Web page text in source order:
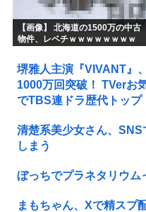
【画像】 北海道の1500万の中古
物件、レベチｗｗｗｗｗｗｗｗ
堺雅人主演『VIVANT』
1000万回突破！ TVerお
でTBS連ドラ歴代トップ
清楚系美少女さん、
しまう
ぼっちでプラネタリウム
まもちゃん、Xで精スプ